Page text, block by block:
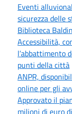
Eventi
sicurezza delle
Biblioteca
Accessibilità,
l’abbattimento
punti della città
ANPR,
online per gli
Approvato il
milioni di euro